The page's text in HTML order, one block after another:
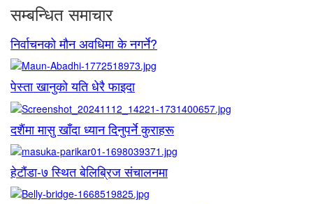
सम्बन्धित समाचार
निर्वाचनको मौन अवधिमा के नगर्ने?
पेस्ता खानुको यति धेरै फाइदा
दशैंमा मासु खाँदा ध्यान दिनुपर्ने कुराहरू
हेटौंडा-७ स्थित बेलिब्रिज संचालनमा